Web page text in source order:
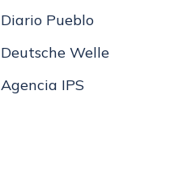
Diario Pueblo
Deutsche Welle
Agencia IPS